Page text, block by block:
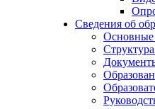
Сведения об
Основные